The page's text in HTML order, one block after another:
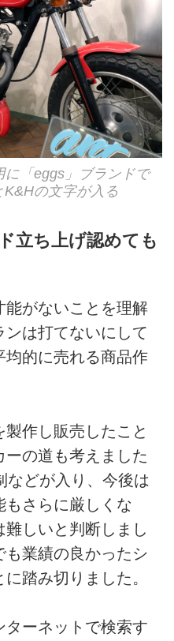
に「eggs」ブランドで
の文字が入る
立ち上げ認めても
能がないことを理解
ンは打てないにして
均的に売れる商品作
作し販売したこと
ーの道も考えました
などが入り、今後は
もさらに厳しくな
難しいと判断しまし
も業績の良かったシ
踏み切りました。
ターネットで検索す